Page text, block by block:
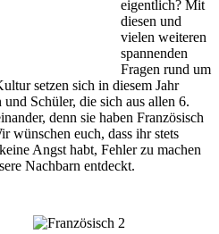
eigentlich? Mit
diesen und
vielen weiteren
spannenden
Fragen rund um
setzen sich in diesem Jahr
Schüler, die sich aus allen 6.
denn sie haben Französisch
wünschen euch, dass ihr stets
Angst habt, Fehler zu machen
Nachbarn entdeckt.